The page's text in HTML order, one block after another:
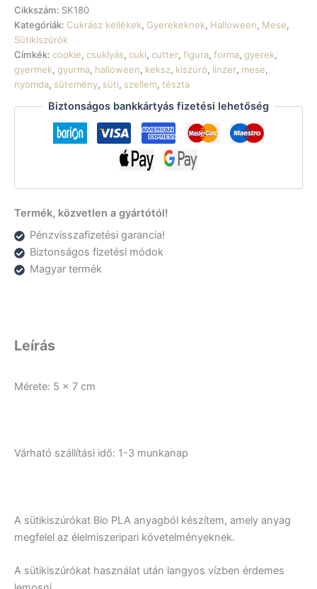
2
mennyiség
Cikkszám: SK180
Kategóriák: Cukrász kellékek, Gyerekeknek, Halloween, Mese,
Sütikiszúrók
Címkék: cookie, csuklyás, cuki, cutter, figura, forma, gyerek,
gyermek, gyurma, halloween, keksz, kiszúró, linzer, mese,
nyomda, sütemény, süti, szellem, tészta
Biztonságos bankkártyás fizetési lehetőség
Termék, közvetlen a gyártótól!
Pénzvisszafizetési garancia!
Biztonságos fizetési módok
Magyar termék
Leírás
Mérete: 5 x 7 cm
Várható szállítási idő: 1-3 munkanap
A sütikiszúrókat Bio PLA anyagból készítem, amely anyag
megfelel az élelmiszeripari követelményeknek.
A sütikiszúrókat használat után langyos vízben érdemes